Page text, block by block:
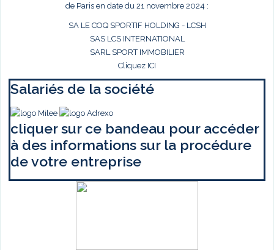
de Paris en date du 21 novembre 2024 :
SA LE COQ SPORTIF HOLDING - LCSH
SAS LCS INTERNATIONAL
SARL SPORT IMMOBILIER
Cliquez ICI
Salariés de la société
cliquer sur ce bandeau pour accéder
à des informations sur la procédure
de votre entreprise